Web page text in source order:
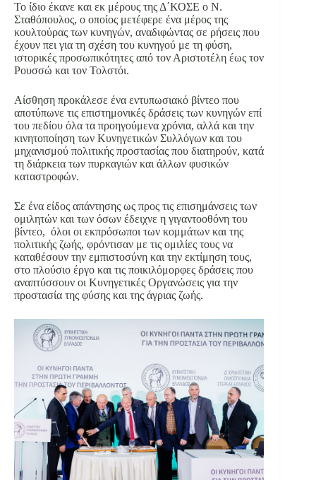
Το ίδιο έκανε και εκ μέρους της Δ΄ΚΟΣΕ ο Ν.
Σταθόπουλος, ο οποίος μετέφερε ένα μέρος της
κουλτούρας των κυνηγών, αναδιφώντας σε ρήσεις που
έχουν πει για τη σχέση του κυνηγού με τη φύση,
ιστορικές προσωπικότητες από τον Αριστοτέλη έως τον
Ρουσσώ και τον Τολστόι.
Αίσθηση προκάλεσε ένα εντυπωσιακό βίντεο που
αποτύπωνε τις επιστημονικές δράσεις των κυνηγών επί
του πεδίου όλα τα προηγούμενα χρόνια, αλλά και την
κινητοποίηση των Κυνηγετικών Συλλόγων και του
μηχανισμού πολιτικής προστασίας που διατηρούν, κατά
τη διάρκεια των πυρκαγιών και άλλων φυσικών
καταστροφών.
Σε ένα είδος απάντησης ως προς τις επισημάνσεις των
ομιλητών και των όσων έδειχνε η γιγαντοοθόνη του
βίντεο, όλοι οι εκπρόσωποι των κομμάτων και της
πολιτικής ζωής, φρόντισαν με τις ομιλίες τους να
καταθέσουν την εμπιστοσύνη και την εκτίμηση τους,
στο πλούσιο έργο και τις ποικιλόμορφες δράσεις που
αναπτύσσουν οι Κυνηγετικές Οργανώσεις για την
προστασία της φύσης και της άγριας ζωής.